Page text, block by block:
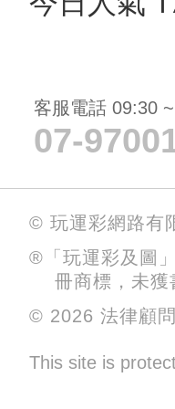
客服電話 09:30
07-
© 玩運彩網路有
®「玩運彩及圖
冊商標，未獲
© 2026 法律顧
This site is